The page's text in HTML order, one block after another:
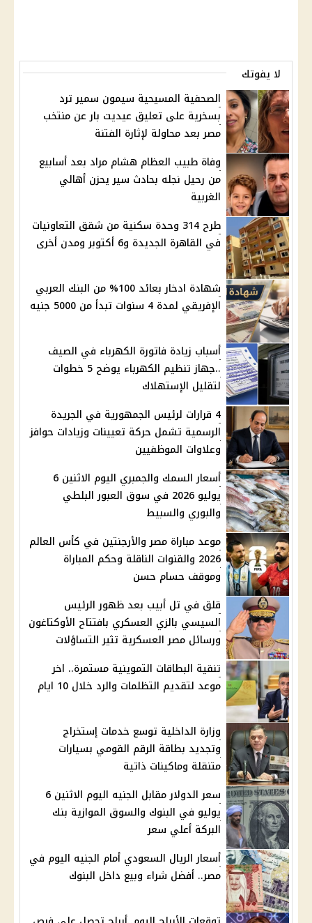
لا يفوتك
الصحفية المسيحية سيمون سمير ترد
بسخرية على تعليق عيديت بار عن منتخب
مصر بعد محاولة لإثارة الفتنة
وفاة طبيب العظام هشام مراد بعد أسابيع
من رحيل نجله بحادث سير يحزن أهالي
الغربية
طرح 314 وحدة سكنية من شقق التعاونيات
في القاهرة الجديدة و6 أكتوبر ومدن أخرى
شهادة ادخار بعائد 100% من البنك العربي
الإفريقي لمدة 4 سنوات تبدأ من 5000 جنيه
أسباب زيادة فاتورة الكهرباء في الصيف
..جهاز تنظيم الكهرباء يوضح 5 خطوات
لتقليل الإستهلاك
4 قرارات لرئيس الجمهورية في الجريدة
الرسمية تشمل حركة تعيينات وزيادات حوافز
وعلاوات الموظفيين
أسعار السمك والجمبري اليوم الاثنين 6
يوليو 2026 في سوق العبور البلطي
والبوري والسبيط
موعد مباراة مصر والأرجنتين في كأس العالم
2026 والقنوات الناقلة وحكم المباراة
وموقف حسام حسن
قلق في تل أبيب بعد ظهور الرئيس
السيسي بالزي العسكري بافتتاح الأوكتاغون
ورسائل مصر العسكرية تثير التساؤلات
تنقية البطاقات التموينية مستمرة.. اخر
موعد لتقديم التظلمات والرد خلال 10 ايام
وزارة الداخلية توسع خدمات إستخراج
وتجديد بطاقة الرقم القومي بسيارات
متنقلة وماكينات ذاتية
سعر الدولار مقابل الجنيه اليوم الاثنين 6
يوليو في البنوك والسوق الموازية بنك
البركة أعلي سعر
أسعار الريال السعودي أمام الجنيه اليوم في
مصر.. أفضل شراء وبيع داخل البنوك